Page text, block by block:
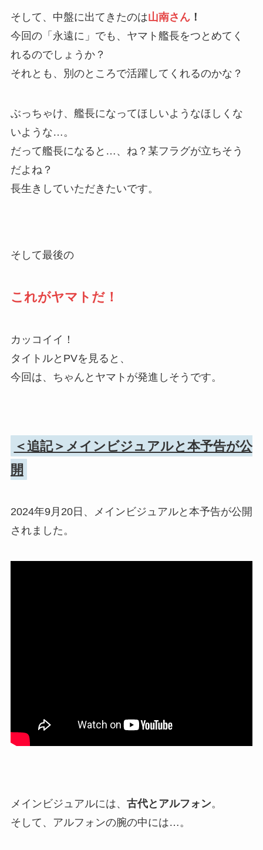
そして、中盤に出てきたのは山南さん！
今回の「永遠に」でも、ヤマト艦長をつとめてく
れるのでしょうか？
それとも、別のところで活躍してくれるのかな？
ぶっちゃけ、艦長になってほしいようなほしくな
いような…。
だって艦長になると…、ね？某フラグが立ちそう
だよね？
長生きしていただきたいです。
そして最後の
これがヤマトだ！
カッコイイ！
タイトルとPVを見ると、
今回は、ちゃんとヤマトが発進しそうです。
＜追記＞メインビジュアルと本予告が公
開
2024年9月20日、メインビジュアルと本予告が公開
されました。
メインビジュアルには、 古代とアルフォン。
そして、アルフォンの腕の中には…。